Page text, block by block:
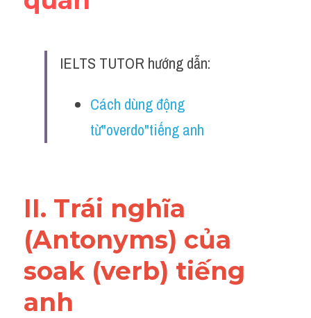
Phân biệt từ
Writing
IELTS TUTOR hướng dẫn:
Cách dùng động
từ"overdo"tiếng anh
II. Trái nghĩa
(Antonyms) của
soak (verb) tiếng
anh